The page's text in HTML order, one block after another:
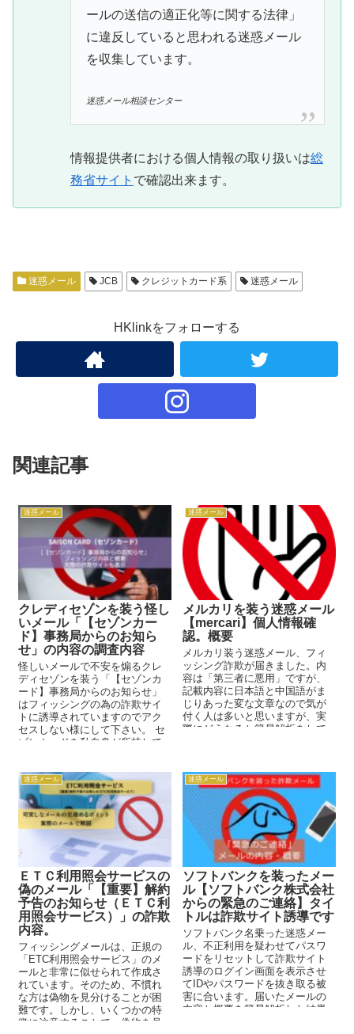
ールの送信の適正化等に関する法律」
に違反していると思われる迷惑メール
を収集しています。
迷惑メール相談センター
情報提供者における個人情報の取り扱いは総
務省サイト で確認出来ます。
迷惑メール JCB クレジットカード系 迷惑メール
HKlinkをフォローする
関連記事
迷惑メール
クレディセゾンを装う怪し
いメール「【セゾンカー
ド】事務局からのお知ら
せ」の内容の調査内容
怪しいメールで不安を煽るクレ
ディセゾンを装う「【セゾンカ
ード】事務局からのお知らせ」
はフィッシングの為の詐欺サイ
トに誘導されていますのでアク
セスしない様にして下さい。 セ
ゾンカードを私自身が所持して
迷惑メール
メルカリを装う迷惑メール
【mercari】個人情報確
認。概要
メルカリ装う迷惑メール、フィ
ッシング詐欺が届きました。内
容は「第三者に悪用」ですが、
記載内容に日本語と中国語がま
じりあった変な文章なので気が
付く人は多いと思いますが、実
際にどうなるか簡易解析をして
迷惑メール
ＥＴＣ利用照会サービスの
偽のメール「【重要】解約
予告のお知らせ（ＥＴＣ利
用照会サービス）」の詐欺
内容。
フィッシングメールは、正規の
「ETC利用照会サービス」のメ
ールと非常に似せられて作成さ
れています。そのため、不慣れ
な方は偽物を見分けることが困
難です。しかし、いくつかの特
徴に注意することで、偽物を見
迷惑メール
ソフトバンクを装ったメー
ル【ソフトバンク株式会社
からの緊急のご連絡】タイ
トルは詐欺サイト誘導です
ソフトバンク名乗った迷惑メー
ル、不正利用を疑わせてパスワ
ードをリセットして詐欺サイト
誘導のログイン画面を表示させ
てIDやパスワードを抜き取る被
害に合います。届いたメールの
内容と概要を簡易解析した結果